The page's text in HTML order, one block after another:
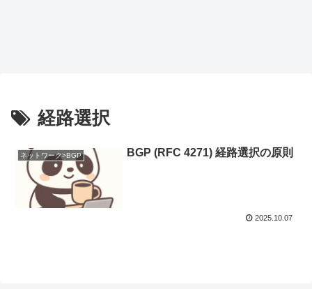
経路選択
ネットワーク>BGP BGP (RFC 4271) 経路選択の原則
2025.10.07